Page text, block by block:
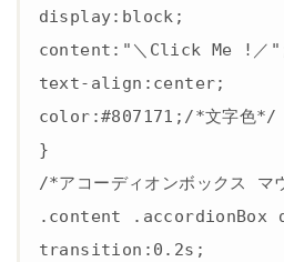
display:block;
content:"＼Click Me !／
text-align:center;
color:#807171;/*文字色*/
}
/*アコーディオンボックス マ
.content .accordionBox
transition:0.2s;